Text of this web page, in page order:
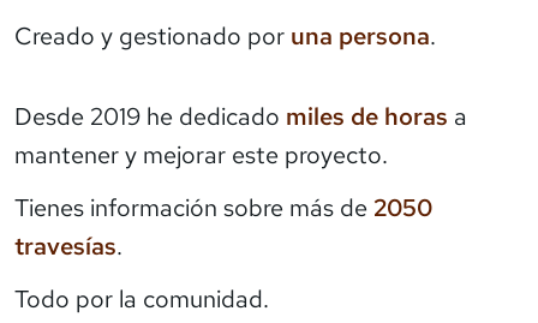
Creado y gestionado por una persona.
Desde 2019 he dedicado miles de horas a
mantener y mejorar este proyecto.
Tienes información sobre más de 2050
travesías.
Todo por la comunidad.